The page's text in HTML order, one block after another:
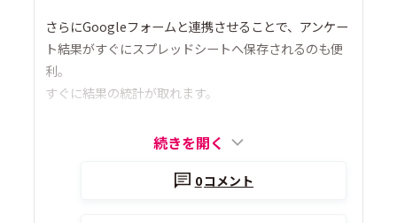
さらにGoogleフォームと連携させることで、アンケー
ト結果がすぐにスプレッドシートへ保存されるのも便
利。
すぐに結果の統計が取れます。
続きを開く
0コメント